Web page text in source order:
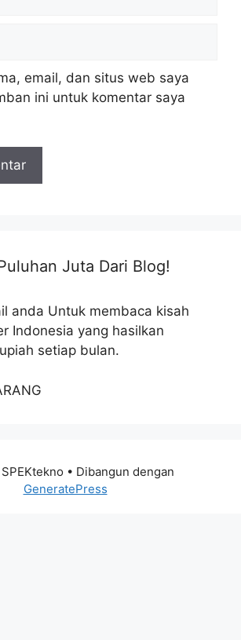
email, dan situs web saya
ini untuk komentar saya
Juta Dari Blog!
anda Untuk membaca kisah
Indonesia yang hasilkan
setiap bulan.
• Dibangun dengan
GeneratePress